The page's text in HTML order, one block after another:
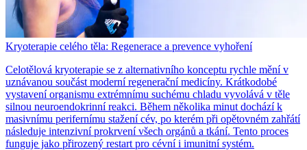
Kryoterapie celého těla: Regenerace a prevence vyhoření
Celotělová kryoterapie se z alternativního konceptu rychle mění v
uznávanou součást moderní regenerační medicíny. Krátkodobé
vystavení organismu extrémnímu suchému chladu vyvolává v těle
silnou neuroendokrinní reakci. Během několika minut dochází k
masivnímu perifernímu stažení cév, po kterém při opětovném zahřátí
následuje intenzivní prokrvení všech orgánů a tkání. Tento proces
funguje jako přirozený restart pro cévní i imunitní systém.